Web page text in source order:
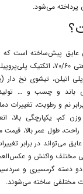
پرداخته می‌شود.
عایق پیش‌ساخته است که
۶۰۰، فیلم پلی‌ اتیلن، تیشوی
باند و چسب و …
نم و رطوبت، تغییرات
کم، یکپارچگی بالا،
طول عمر بالا،
می‌تواند در برابر
مختلف واکنش و
دسته گرمسیری و
مختلفی ساخته می‌شوند.